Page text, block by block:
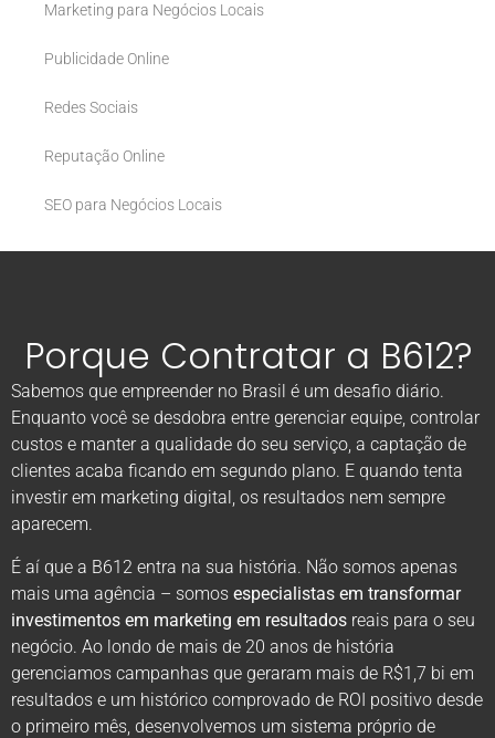
Marketing para Negócios Locais
Publicidade Online
Redes Sociais
Reputação Online
SEO para Negócios Locais
Porque Contratar a B612?
Sabemos que empreender no Brasil é um desafio diário.
Enquanto você se desdobra entre gerenciar equipe, controlar
custos e manter a qualidade do seu serviço, a captação de
clientes acaba ficando em segundo plano. E quando tenta
investir em marketing digital, os resultados nem sempre
aparecem.
É aí que a B612 entra na sua história. Não somos apenas
mais uma agência – somos especialistas em transformar
investimentos em marketing em resultados reais para o seu
negócio. Ao londo de mais de 20 anos de história
gerenciamos campanhas que geraram mais de R$1,7 bi em
resultados e um histórico comprovado de ROI positivo desde
o primeiro mês, desenvolvemos um sistema próprio de